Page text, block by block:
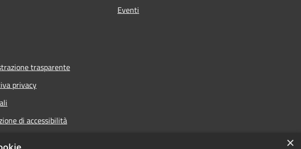
Eventi
trasparente
privacy
di accessibilità
×